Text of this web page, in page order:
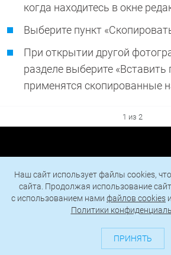
когда находитесь в окне
Выберите пункт
При открытии другой
разделе выберите «Вставить
применятся скопированные
1 из 2
Наш сайт использует файлы cookies,
сайта. Продолжая использование
c использованием нами файлов cookies
Политики
ПРИНЯТЬ